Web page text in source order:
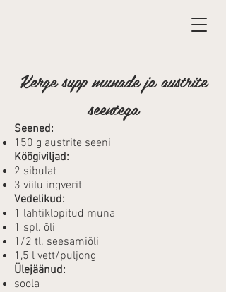
Kerge supp munade ja austrite
seentega
Seened:
150 g austrite seeni
Köögiviljad:
2 sibulat
3 viilu ingverit
Vedelikud:
1 lahtiklopitud muna
1 spl. õli
1/2 tl. seesamiõli
1,5 l vett/puljong
Ülejäänud:
soola